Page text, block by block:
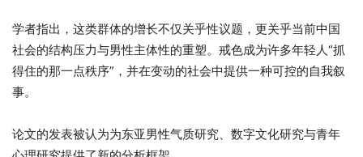
学者指出，这类群体的增长不仅关乎性议题，更关乎当前中国
社会的结构压力与男性主体性的重塑。戒色成为许多年轻人“抓
得住的那一点秩序”，并在变动的社会中提供一种可控的自我叙
事。
论文的发表被认为为东亚男性气质研究、数字文化研究与青年